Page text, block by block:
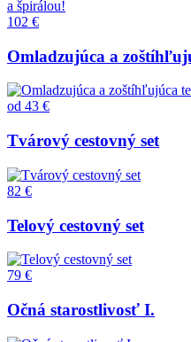
102 €
Omladzujúca a
od 43 €
Tvárový cestovný set
82 €
Telový cestovný set
79 €
Očná starostlivosť I.